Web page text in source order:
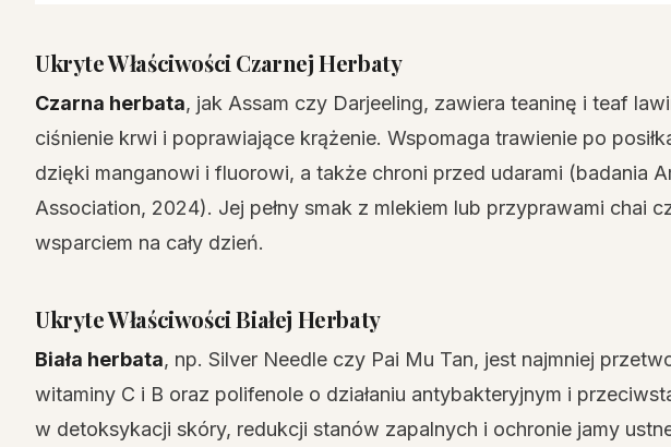
Ukryte Właściwości Czarnej Herbaty
Czarna herbata, jak Assam czy Darjeeling, zawiera teaninę i teaf
ciśnienie krwi i poprawiające krążenie. Wspomaga trawienie po
dzięki manganowi i fluorowi, a także chroni przed udarami (badania
Association, 2024). Jej pełny smak z mlekiem lub przyprawami chai
wsparciem na cały dzień.
Ukryte Właściwości Białej Herbaty
Biała herbata, np. Silver Needle czy Pai Mu Tan, jest najmniej
witaminy C i B oraz polifenole o działaniu antybakteryjnym i
w detoksykacji skóry, redukcji stanów zapalnych i ochronie jamy